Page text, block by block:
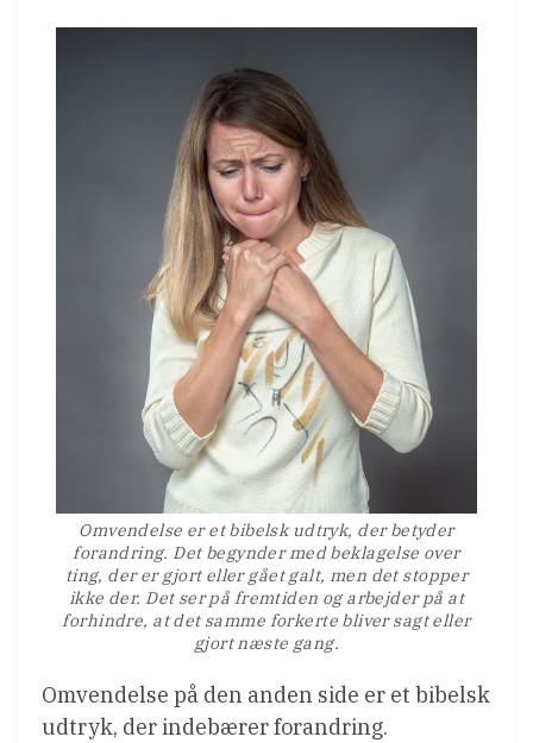
Omvendelse er et bibelsk udtryk, der betyder
forandring. Det begynder med beklagelse over
ting, der er gjort eller gået galt, men det stopper
ikke der. Det ser på fremtiden og arbejder på at
forhindre, at det samme forkerte bliver sagt eller
gjort næste gang.
Omvendelse på den anden side er et bibelsk
udtryk, der indebærer forandring.